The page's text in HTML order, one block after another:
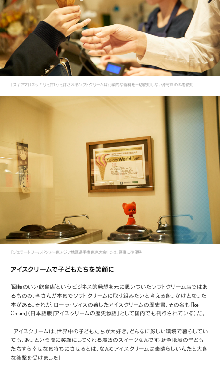
「スキアマ」（スッキリと甘い）と評されるソフトクリームは化学的な香料を一切使用しない原材料のみを使用
「ジェラートワールドツアー東アジア地区選手権 東京大会」では、見事に準優勝
アイスクリームで子どもたちを笑顔に
“回転のいい飲食店”というビジネス的発想を元に思いついたソフトクリーム店ではあ
るものの、李さんが本気でソフトクリームに取り組みたいと考えるきっかけとなった
本がある。それが、ローラ・ワイスの著したアイスクリームの歴史書、その名も『Ice
Cream』（日本語版『アイスクリームの歴史物語』として国内でも刊行されている）だ。
「アイスクリームは、世界中の子どもたちが大好き。どんなに厳しい環境で暮らしてい
ても、あっという間に笑顔にしてくれる魔法のスイーツなんです。紛争地域の子ども
たちすら幸せな気持ちにさせるとは、なんてアイスクリームは素晴らしいんだと大き
な衝撃を受けました」